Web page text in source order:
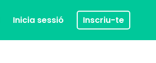
Inicia sessió Inscriu-te